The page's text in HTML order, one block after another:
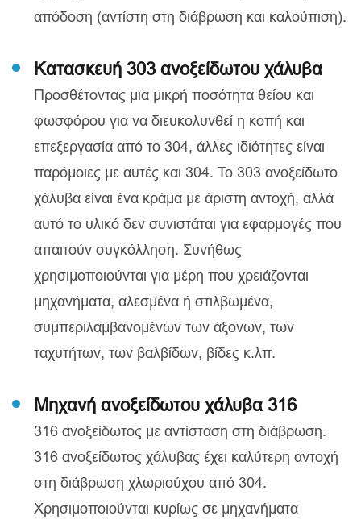
απόδοση (αντίστη στη διάβρωση και καλούπιση).
Κατασκευή 303 ανοξείδωτου χάλυβα
Προσθέτοντας μια μικρή ποσότητα θείου και
φωσφόρου για να διευκολυνθεί η κοπή και
επεξεργασία από το 304, άλλες ιδιότητες είναι
παρόμοιες με αυτές και 304. Το 303 ανοξείδωτο
χάλυβα είναι ένα κράμα με άριστη αντοχή, αλλά
αυτό το υλικό δεν συνιστάται για εφαρμογές που
απαιτούν συγκόλληση. Συνήθως
χρησιμοποιούνται για μέρη που χρειάζονται
μηχανήματα, αλεσμένα ή στιλβωμένα,
συμπεριλαμβανομένων των άξονων, των
ταχυτήτων, των βαλβίδων, βίδες κ.λπ.
Μηχανή ανοξείδωτου χάλυβα 316
316 ανοξείδωτος με αντίσταση στη διάβρωση.
316 ανοξείδωτος χάλυβας έχει καλύτερη αντοχή
στη διάβρωση χλωριούχου από 304.
Χρησιμοποιούνται κυρίως σε μηχανήματα